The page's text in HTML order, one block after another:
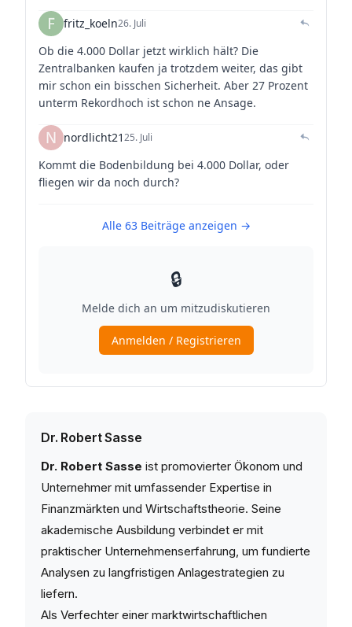
Dr. Robert Sasse
Dr. Robert Sasse ist promovierter Ökonom und
Unternehmer mit umfassender Expertise in
Finanzmärkten und Wirtschaftstheorie. Seine
akademische Ausbildung verbindet er mit
praktischer Unternehmenserfahrung, um fundierte
Analysen zu langfristigen Anlagestrategien zu
liefern.
Als Verfechter einer marktwirtschaftlichen